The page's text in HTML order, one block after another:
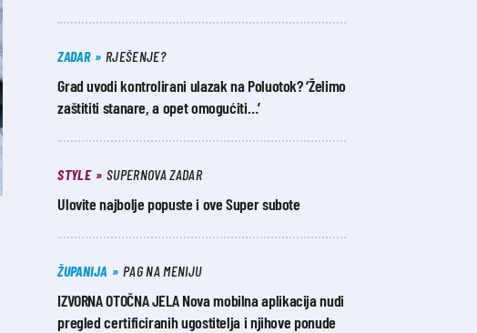
ZADAR RJEŠENJE?
Grad uvodi kontrolirani ulazak na Poluotok? ‘Želimo
zaštititi stanare, a opet omogućiti…’
STYLE SUPERNOVA ZADAR
Ulovite najbolje popuste i ove Super subote
ŽUPANIJA PAG NA MENIJU
IZVORNA OTOČNA JELA Nova mobilna aplikacija nudi
pregled certificiranih ugostitelja i njihove ponude